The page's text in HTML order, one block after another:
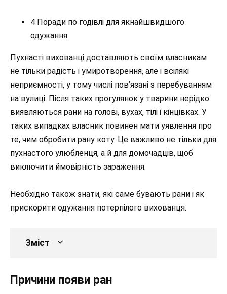
4 Поради по годівлі для якнайшвидшого
одужання
Пухнасті вихованці доставляють своїм власникам
не тільки радість і умиротворення, але і всілякі
неприємності, у тому числі пов’язані з перебуванням
на вулиці. Після таких прогулянок у тварини нерідко
виявляються рани на голові, вухах, тілі і кінцівках. У
таких випадках власник повинен мати уявлення про
те, чим обробити рану коту. Це важливо не тільки для
пухнастого улюбленця, а й для домочадців, щоб
виключити ймовірність зараження.
Необхідно також знати, які саме бувають рани і як
прискорити одужання потерпілого вихованця.
Зміст
Причини появи ран